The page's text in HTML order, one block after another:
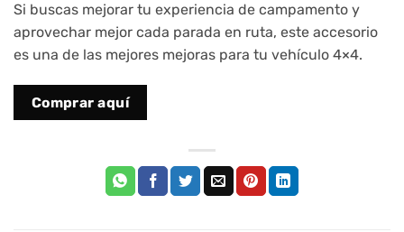
Si buscas mejorar tu experiencia de campamento y
aprovechar mejor cada parada en ruta, este accesorio
es una de las mejores mejoras para tu vehículo 4×4.
Comprar aquí